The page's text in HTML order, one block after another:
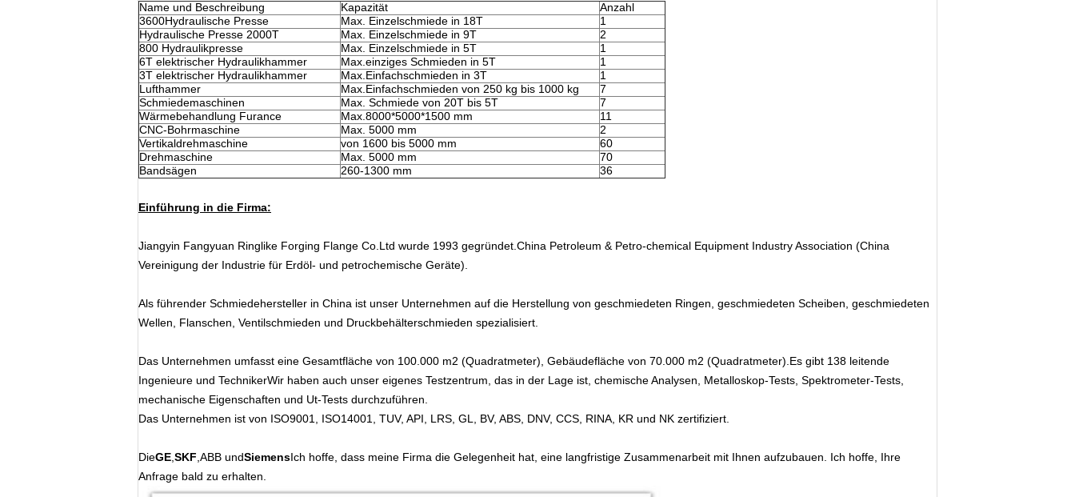
Name und Beschreibung Kapazität
Anzahl
3600Hydraulische Presse
Max. Einzelschmiede in 18T
1
Hydraulische Presse 2000T
Max. Einzelschmiede in 9T
2
800 Hydraulikpresse
Max. Einzelschmiede in 5T
1
6T elektrischer Hydraulikhammer
Max.einziges Schmieden in 5T
1
3T elektrischer Hydraulikhammer
Max.Einfachschmieden in 3T
1
Lufthammer
Max.Einfachschmieden von 250 kg bis 1000 kg
7
Schmiedemaschinen
Max. Schmiede von 20T bis 5T
7
Wärmebehandlung Furance
Max.8000*5000*1500 mm
11
CNC-Bohrmaschine
Max. 5000 mm
2
Vertikaldrehmaschine
von 1600 bis 5000 mm
60
Drehmaschine
Max. 5000 mm
70
Bandsägen
260-1300 mm 36
Einführung in die Firma:
Jiangyin Fangyuan Ringlike Forging Flange Co.Ltd wurde 1993 gegründet.China Petroleum & Petro-chemical Equipment Industry Association (China
Vereinigung der Industrie für Erdöl- und petrochemische Geräte).
Als führender Schmiedehersteller in China ist unser Unternehmen auf die Herstellung von geschmiedeten Ringen, geschmiedeten Scheiben, geschmiedeten
Wellen, Flanschen, Ventilschmieden und Druckbehälterschmieden spezialisiert.
Das Unternehmen umfasst eine Gesamtfläche von 100.000 m2 (Quadratmeter), Gebäudefläche von 70.000 m2 (Quadratmeter).Es gibt 138 leitende
Ingenieure und TechnikerWir haben auch unser eigenes Testzentrum, das in der Lage ist, chemische Analysen, Metalloskop-Tests, Spektrometer-Tests,
mechanische Eigenschaften und Ut-Tests durchzuführen.
Das Unternehmen ist von ISO9001, ISO14001, TUV, API, LRS, GL, BV, ABS, DNV, CCS, RINA, KR und NK zertifiziert.
DieGE SKF ,ABB undSiemensIch hoffe, dass meine Firma die Gelegenheit hat, eine langfristige Zusammenarbeit mit Ihnen aufzubauen. Ich hoffe, Ihre
Anfrage bald zu erhalten.